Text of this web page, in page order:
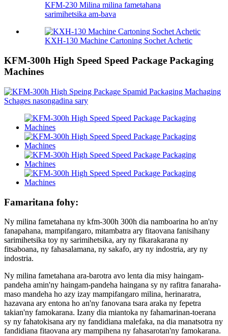
KFM-230 Milina milina fametahana
sarimihetsika am-bava
KXH-130 Machine Cartoning Sochet Achetic
KFM-300h High Speed ​​Speed ​​Package Packaging
Machines
Famaritana fohy:
Ny milina fametahana ny kfm-300h 300h dia namboarina ho an'ny
fanapahana, mampifangaro, mitambatra ary fitaovana fanisihany
sarimihetsika toy ny sarimihetsika, ary ny fikarakarana ny
fitsaboana, ny fahasalamana, ny sakafo, ary ny indostria, ary ny
indostria.
Ny milina fametahana ara-barotra avo lenta dia misy haingam-
pandeha amin'ny haingam-pandeha haingana sy ny rafitra fanaraha-
maso mandeha ho azy izay mampifangaro milina, herinaratra,
hazavana ary entona ho an'ny fanovana tsara araka ny fepetra
takian'ny famokarana. Izany dia miantoka ny fahamarinan-toerana
sy ny fahatokisana ary ny fandidiana malefaka, na dia manatsotra ny
fandidiana fitaovana ary mampihena ny fahasarotan'ny famokarana.